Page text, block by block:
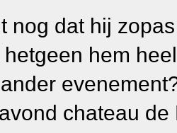
nog dat hij
hem
chateau